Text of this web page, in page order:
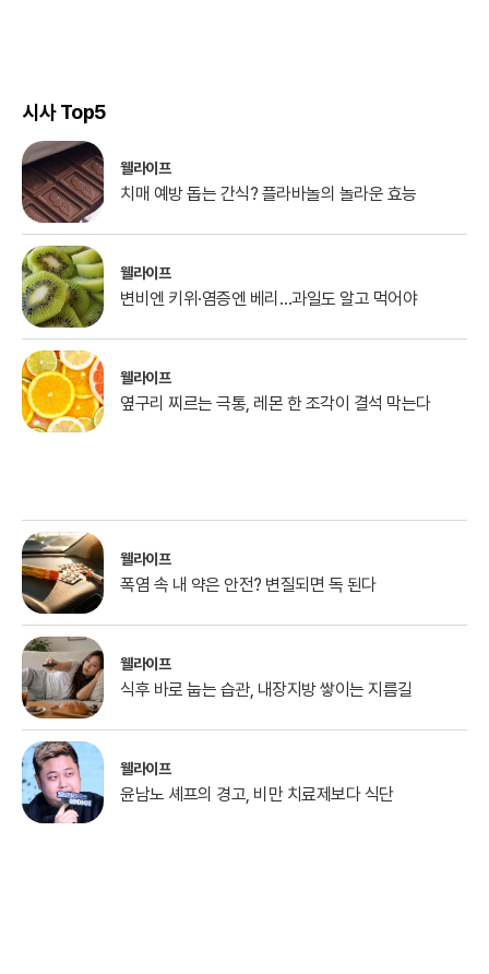
시사 Top5
웰라이프
치매 예방 돕는 간식? 플라바놀의 놀라운 효능
웰라이프
변비엔 키위·염증엔 베리…과일도 알고 먹어야
웰라이프
옆구리 찌르는 극통, 레몬 한 조각이 결석 막는다
웰라이프
폭염 속 내 약은 안전? 변질되면 독 된다
웰라이프
식후 바로 눕는 습관, 내장지방 쌓이는 지름길
웰라이프
윤남노 셰프의 경고, 비만 치료제보다 식단